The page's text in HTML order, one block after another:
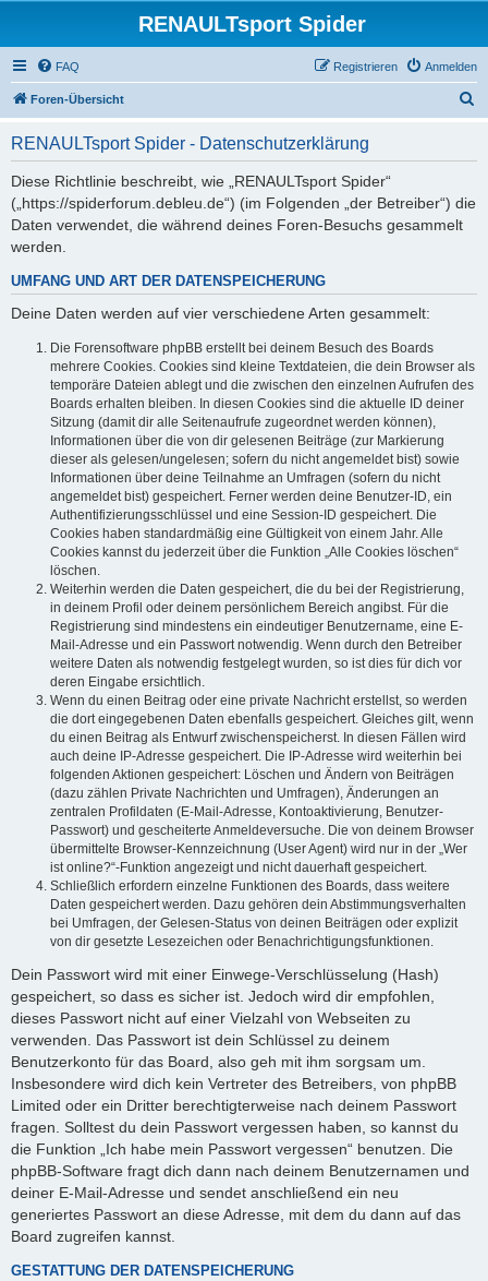
RENAULTsport Spider
FAQ Anmelden
Registrieren
Foren-Übersicht
RENAULTsport Spider - Datenschutzerklärung
Diese Richtlinie beschreibt, wie „RENAULTsport Spider“
(„https://spiderforum.debleu.de“) (im Folgenden „der Betreiber“) die
Daten verwendet, die während deines Foren-Besuchs gesammelt
werden.
UMFANG UND ART DER DATENSPEICHERUNG
Deine Daten werden auf vier verschiedene Arten gesammelt:
Die Forensoftware phpBB erstellt bei deinem Besuch des Boards
mehrere Cookies. Cookies sind kleine Textdateien, die dein Browser als
temporäre Dateien ablegt und die zwischen den einzelnen Aufrufen des
Boards erhalten bleiben. In diesen Cookies sind die aktuelle ID deiner
Sitzung (damit dir alle Seitenaufrufe zugeordnet werden können),
Informationen über die von dir gelesenen Beiträge (zur Markierung
dieser als gelesen/ungelesen; sofern du nicht angemeldet bist) sowie
Informationen über deine Teilnahme an Umfragen (sofern du nicht
angemeldet bist) gespeichert. Ferner werden deine Benutzer-ID, ein
Authentifizierungsschlüssel und eine Session-ID gespeichert. Die
Cookies haben standardmäßig eine Gültigkeit von einem Jahr. Alle
Cookies kannst du jederzeit über die Funktion „Alle Cookies löschen“
löschen.
Weiterhin werden die Daten gespeichert, die du bei der Registrierung,
in deinem Profil oder deinem persönlichem Bereich angibst. Für die
Registrierung sind mindestens ein eindeutiger Benutzername, eine E-
Mail-Adresse und ein Passwort notwendig. Wenn durch den Betreiber
weitere Daten als notwendig festgelegt wurden, so ist dies für dich vor
deren Eingabe ersichtlich.
Wenn du einen Beitrag oder eine private Nachricht erstellst, so werden
die dort eingegebenen Daten ebenfalls gespeichert. Gleiches gilt, wenn
du einen Beitrag als Entwurf zwischenspeicherst. In diesen Fällen wird
auch deine IP-Adresse gespeichert. Die IP-Adresse wird weiterhin bei
folgenden Aktionen gespeichert: Löschen und Ändern von Beiträgen
(dazu zählen Private Nachrichten und Umfragen), Änderungen an
zentralen Profildaten (E-Mail-Adresse, Kontoaktivierung, Benutzer-
Passwort) und gescheiterte Anmeldeversuche. Die von deinem Browser
übermittelte Browser-Kennzeichnung (User Agent) wird nur in der „Wer
ist online?“-Funktion angezeigt und nicht dauerhaft gespeichert.
Schließlich erfordern einzelne Funktionen des Boards, dass weitere
Daten gespeichert werden. Dazu gehören dein Abstimmungsverhalten
bei Umfragen, der Gelesen-Status von deinen Beiträgen oder explizit
von dir gesetzte Lesezeichen oder Benachrichtigungsfunktionen.
Dein Passwort wird mit einer Einwege-Verschlüsselung (Hash)
gespeichert, so dass es sicher ist. Jedoch wird dir empfohlen,
dieses Passwort nicht auf einer Vielzahl von Webseiten zu
verwenden. Das Passwort ist dein Schlüssel zu deinem
Benutzerkonto für das Board, also geh mit ihm sorgsam um.
Insbesondere wird dich kein Vertreter des Betreibers, von phpBB
Limited oder ein Dritter berechtigterweise nach deinem Passwort
fragen. Solltest du dein Passwort vergessen haben, so kannst du
die Funktion „Ich habe mein Passwort vergessen“ benutzen. Die
phpBB-Software fragt dich dann nach deinem Benutzernamen und
deiner E-Mail-Adresse und sendet anschließend ein neu
generiertes Passwort an diese Adresse, mit dem du dann auf das
Board zugreifen kannst.
GESTATTUNG DER DATENSPEICHERUNG